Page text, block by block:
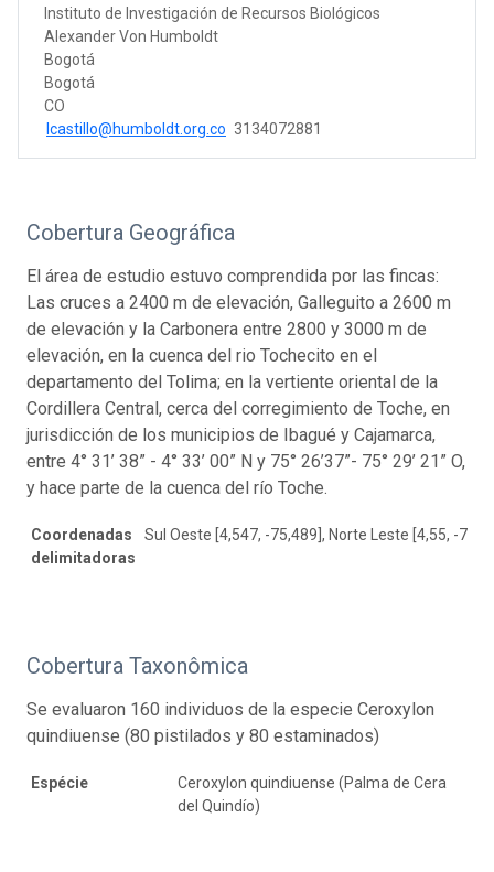
Instituto de Investigación de Recursos Biológicos
Alexander Von Humboldt
Bogotá
Bogotá
CO
lcastillo@humboldt.org.co 3134072881
Cobertura Geográfica
El área de estudio estuvo comprendida por las fincas:
Las cruces a 2400 m de elevación, Galleguito a 2600 m
de elevación y la Carbonera entre 2800 y 3000 m de
elevación, en la cuenca del rio Tochecito en el
departamento del Tolima; en la vertiente oriental de la
Cordillera Central, cerca del corregimiento de Toche, en
jurisdicción de los municipios de Ibagué y Cajamarca,
entre 4° 31’ 38” - 4° 33’ 00” N y 75° 26’37”- 75° 29’ 21” O,
y hace parte de la cuenca del río Toche.
Coordenadas
delimitadoras
Sul Oeste [4,547, -75,489], Norte Leste [4,55, -
Cobertura Taxonômica
Se evaluaron 160 individuos de la especie Ceroxylon
quindiuense (80 pistilados y 80 estaminados)
Espécie
Ceroxylon quindiuense (Palma de Cera
del Quindío)